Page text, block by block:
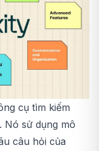
cụ tìm kiếm
Nó sử dụng mô
câu hỏi của